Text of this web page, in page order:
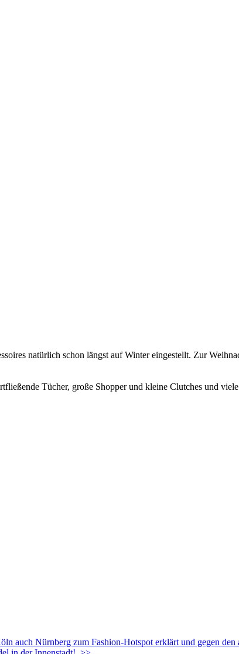
natürlich schon längst auf Winter eingestellt. Zur
Tücher, große Shopper und kleine Clutches und
auch Nürnberg zum Fashion-Hotspot erklärt und gegen